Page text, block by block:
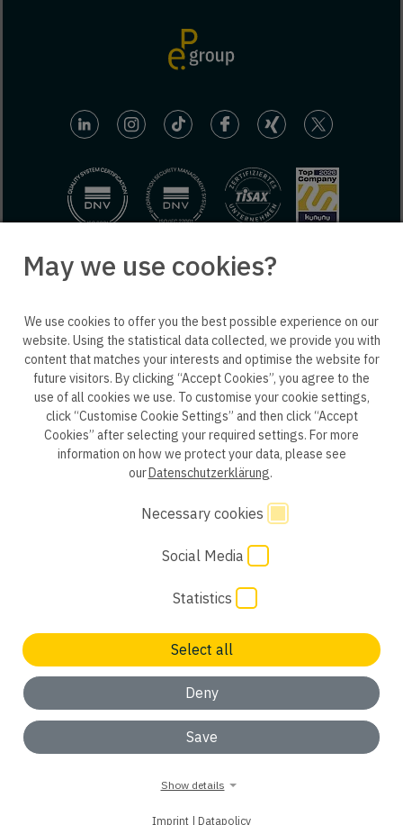
Not found a suitable job? We are looking forward to your
ok, understood
ep life science
© 2025 engineering people GmbH. All rights reserved.
Privacy policy B2B Privacy policy Consent
Whistleblower system
GTC Code of Conduct
May we use cookies?
We use cookies to offer you the best possible experience on our
website. Using the statistical data collected, we provide you with
content that matches your interests and optimise the website for
future visitors. By clicking “Accept Cookies”, you agree to the
use of all cookies we use. To customise your cookie settings,
click “Customise Cookie Settings” and then click “Accept
Cookies” after selecting your required settings. For more
information on how we protect your data, please see
ourDatenschutzerklärung.
Necessary cookies
Social Media
Statistics
Select all
Deny
Save
Show details
Imprint | Datapolicy